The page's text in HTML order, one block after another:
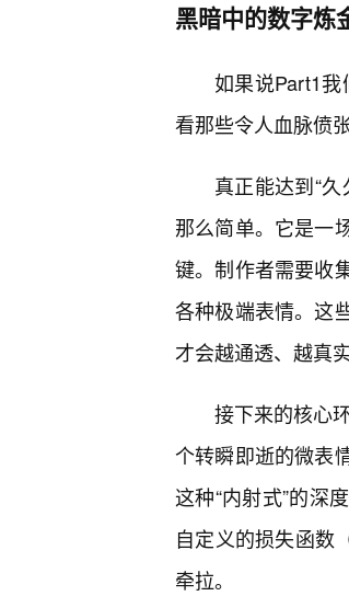
黑暗中的数字炼
如果说Part1
看那些令人血脉偾
真正能达到“
那么简单。它是一
键。制作者需要收
各种极端表情。这
才会越通透、越真实
接下来的核心
个转瞬即逝的微表
这种“内射式”的深
自定义的损失函数
牵拉。